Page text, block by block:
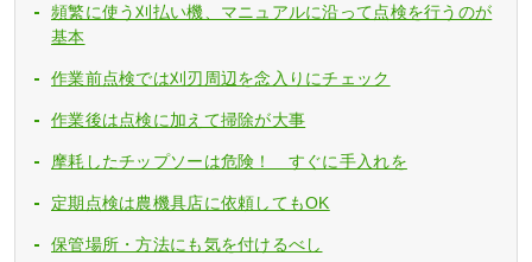
頻繁に使う刈払い機、マニュアルに沿って点検を行うのが
基本
作業前点検では刈刃周辺を念入りにチェック
作業後は点検に加えて掃除が大事
摩耗したチップソーは危険！ すぐに手入れを
定期点検は農機具店に依頼してもOK
保管場所・方法にも気を付けるべし